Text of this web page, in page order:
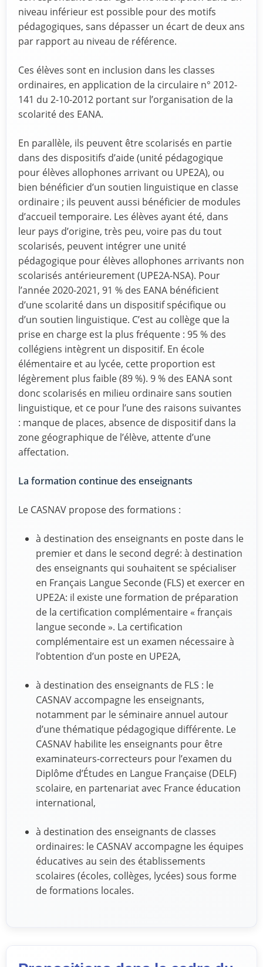
niveau inférieur est possible pour des motifs
pédagogiques, sans dépasser un écart de deux ans
par rapport au niveau de référence.
Ces élèves sont en inclusion dans les classes
ordinaires, en application de la circulaire n° 2012-
141 du 2-10-2012 portant sur l’organisation de la
scolarité des EANA.
En parallèle, ils peuvent être scolarisés en partie
dans des dispositifs d’aide (unité pédagogique
pour élèves allophones arrivant ou UPE2A), ou
bien bénéficier d’un soutien linguistique en classe
ordinaire ; ils peuvent aussi bénéﬁcier de modules
d’accueil temporaire. Les élèves ayant été, dans
leur pays d’origine, très peu, voire pas du tout
scolarisés, peuvent intégrer une unité
pédagogique pour élèves allophones arrivants non
scolarisés antérieurement (UPE2A-NSA). Pour
l’année 2020-2021, 91 % des EANA bénéficient
d’une scolarité dans un dispositif spécifique ou
d’un soutien linguistique. C’est au collège que la
prise en charge est la plus fréquente : 95 % des
collégiens intègrent un dispositif. En école
élémentaire et au lycée, cette proportion est
légèrement plus faible (89 %). 9 % des EANA sont
donc scolarisés en milieu ordinaire sans soutien
linguistique, et ce pour l’une des raisons suivantes
: manque de places, absence de dispositif dans la
zone géographique de l’élève, attente d’une
affectation.
La formation continue des enseignants
Le CASNAV propose des formations :
à destination des enseignants en poste dans le
premier et dans le second degré: à destination
des enseignants qui souhaitent se spécialiser
en Français Langue Seconde (FLS) et exercer en
UPE2A: il existe une formation de préparation
de la certification complémentaire « français
langue seconde ». La certiﬁcation
complémentaire est un examen nécessaire à
l’obtention d’un poste en UPE2A,
à destination des enseignants de FLS : le
CASNAV accompagne les enseignants,
notamment par le séminaire annuel autour
d’une thématique pédagogique différente. Le
CASNAV habilite les enseignants pour être
examinateurs-correcteurs pour l’examen du
Diplôme d’Études en Langue Française (DELF)
scolaire, en partenariat avec France éducation
international,
à destination des enseignants de classes
ordinaires: le CASNAV accompagne les équipes
éducatives au sein des établissements
scolaires (écoles, collèges, lycées) sous forme
de formations locales.